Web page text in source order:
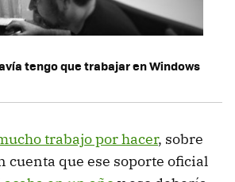
tengo que trabajar en Windows
trabajo por hacer, sobre
cuenta que ese soporte oficial